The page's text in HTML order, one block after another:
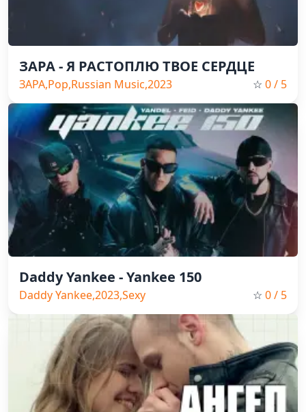
ЗАРА - Я РАСТОПЛЮ ТВОЕ СЕРДЦЕ
ЗАРА,Pop,Russian Music,2023 ☆ 0/ 5
Daddy Yankee - Yankee 150
Daddy Yankee,2023,Sexy ☆ 0/ 5